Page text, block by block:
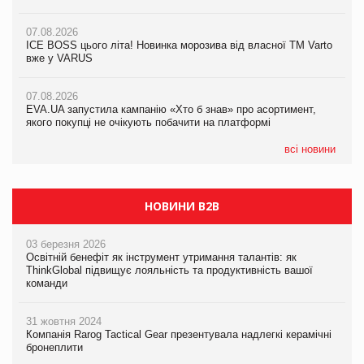
07.08.2026
ICE BOSS цього літа! Новинка морозива від власної ТМ Varto
вже у VARUS
07.08.2026
EVA.UA запустила кампанію «Хто б знав» про асортимент,
якого покупці не очікують побачити на платформі
всі новини
06.08.2026
Смачна новинка для хвостатих: у VARUS з’явилися паучі
05.08.2026
Мережа супермаркетів VARUS купує мережу магазинів
Продажі Hugo Boss впали на 9%
НОВИНИ B2B
03 березня 2026
Освітній бенефіт як інструмент утримання талантів: як
ThinkGlobal підвищує лояльність та продуктивність вашої
команди
31 жовтня 2024
Компанія Rarog Tactical Gear презентувала надлегкі керамічні
бронеплити